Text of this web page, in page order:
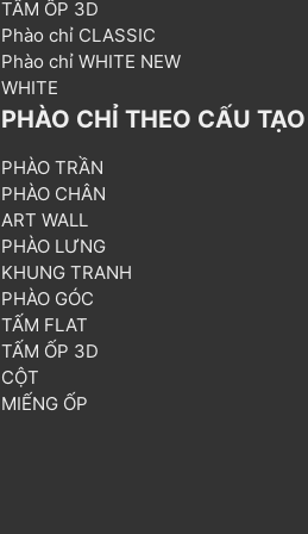
TẤM ỐP 3D
Phào chỉ CLASSIC
Phào chỉ WHITE NEW
WHITE
PHÀO CHỈ THEO CẤU TẠO
PHÀO TRẦN
PHÀO CHÂN
ART WALL
PHÀO LƯNG
KHUNG TRANH
PHÀO GÓC
TẤM FLAT
TẤM ỐP 3D
CỘT
MIẾNG ỐP